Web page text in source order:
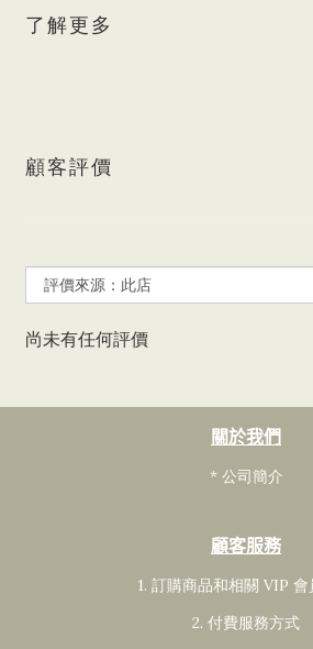
了解更多
顧客評價
尚未有任何評價
關於我們
* 公司簡介
顧客服務
1. 訂購商品和相關 VIP 會
2. 付費服務方式